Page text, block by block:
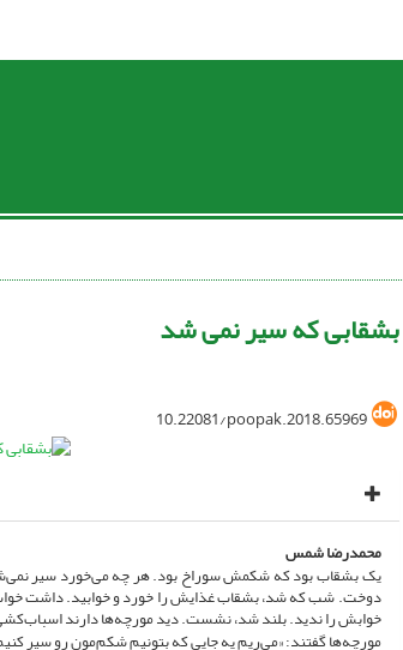
بشقابی که سیر نمی شد
10.22081/poopak.2018.65969
محمدرضا شمس
یک بشقاب بود که شکمش سوراخ بود. هر چه می‌خورد سیر
دوخت. شب که شد، بشقاب غذایش را خورد و خوابید. داشت
خوابش را ندید. بلند شد، نشست. دید مورچه‌ها دارند
مورچه‌ها گفتند: «می‌ریم یه جایی که بتونیم شکم‌مون رو سیر